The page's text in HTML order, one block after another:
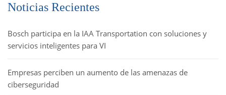
Noticias Recientes
Bosch participa en la IAA Transportation con soluciones y
servicios inteligentes para VI
Empresas perciben un aumento de las amenazas de
ciberseguridad